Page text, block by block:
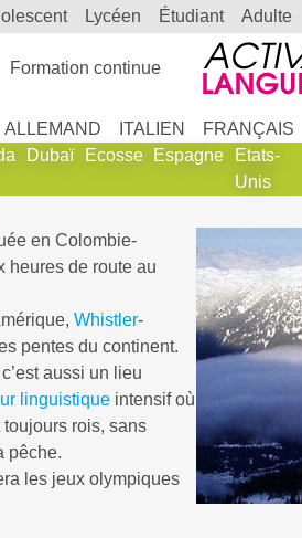
lycéen étudiant adulte
Formation continue
ALLEMAND ITALIEN FRANÇAIS
Dubaï Ecosse Espagne
Etats-
Unis
en Colombie-
heures de route au
Whistler-
pentes du continent.
aussi un lieu
linguistique intensif où
toujours rois, sans
pêche.
les jeux olympiques